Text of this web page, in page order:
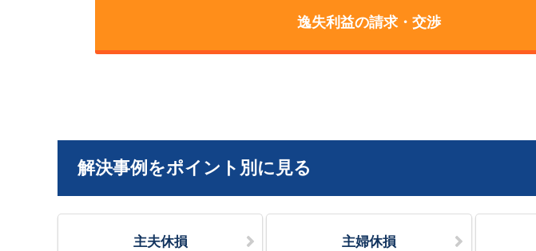
逸失利益の請求・交渉
解決事例をポイント別に見る
主夫休損 主婦休損